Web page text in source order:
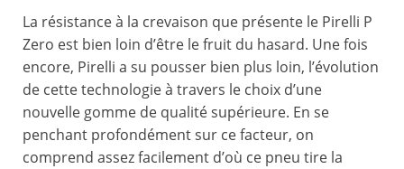
La résistance à la crevaison que présente le Pirelli P
Zero est bien loin d’être le fruit du hasard. Une fois
encore, Pirelli a su pousser bien plus loin, l’évolution
de cette technologie à travers le choix d’une
nouvelle gomme de qualité supérieure. En se
penchant profondément sur ce facteur, on
comprend assez facilement d’où ce pneu tire la